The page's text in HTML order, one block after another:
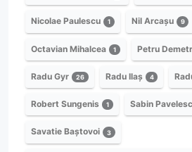
Nicolae Paulescu 1 Nil Arcașu 9
Octavian Mihalcea 1 Petru
Radu Gyr 26 Radu Ilaș 4
Robert Sungenis 1 Sabin
Savatie Baștovoi 3